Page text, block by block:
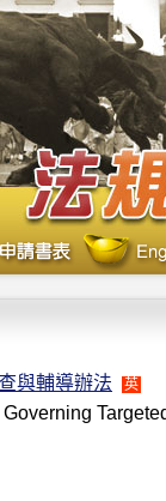
與輔導辦法 英